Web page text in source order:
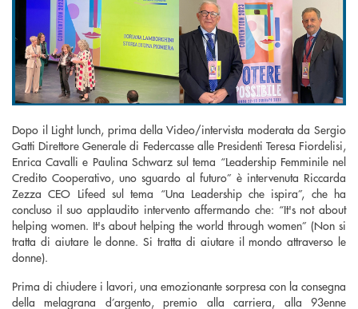
Dopo il Light lunch, prima della Video/intervista moderata da Sergio
Gatti Direttore Generale di Federcasse alle Presidenti Teresa Fiordelisi,
Enrica Cavalli e Paulina Schwarz sul tema “Leadership Femminile nel
Credito Cooperativo, uno sguardo al futuro” è intervenuta Riccarda
Zezza CEO Lifeed sul tema “Una Leadership che ispira”, che ha
concluso il suo applaudito intervento affermando che: “It's not about
helping women. It's about helping the world through women” (Non si
tratta di aiutare le donne. Si tratta di aiutare il mondo attraverso le
donne).
Prima di chiudere i lavori, una emozionante sorpresa con la consegna
della melagrana d’argento, premio alla carriera, alla 93enne